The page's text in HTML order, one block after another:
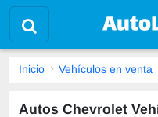
Inicio Vehículos en venta
Autos Chevrolet